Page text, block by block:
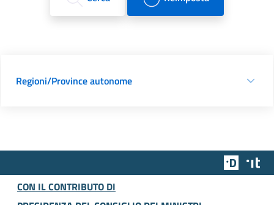
Regioni/Province autonome
Team
CON IL CONTRIBUTO DI